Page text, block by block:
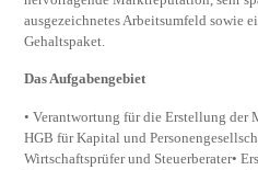
ausgezeichnetes Arbeitsumfeld sowie
Gehaltspaket.
Das Aufgabengebiet
• Verantwortung für die Erstellung der
HGB für Kapital und
Wirtschaftsprüfer und Steuerberater•